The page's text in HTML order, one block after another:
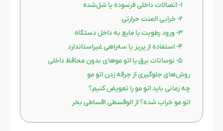
۱- اتصالات داخلی فرسوده یا شل‌شده
۲- خرابی المنت حرارتی
۳- ورود رطوبت یا مایع به داخل دستگاه
۴- استفاده از پریز یا سه‌راهی غیراستاندارد
۵- نوسانات برق یا اتو موهای بدون محافظ داخلی
روش‌های جلوگیری از جرقه زدن اتو مو
چه زمانی باید اتو مو را تعویض کنیم؟
اتو مو خراب شده؟ از الوقسطی اقساطی بخر